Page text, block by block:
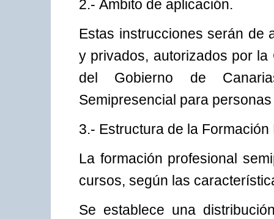
2.- Ámbito de aplicación.
Estas instrucciones serán de
y privados, autorizados por
del Gobierno de
Semipresencial para
3.- Estructura de la
La formación profesional
cursos, según las
Se establece una